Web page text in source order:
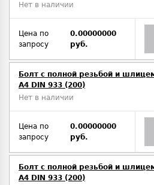
Нет в наличии
Цена по
запросу
0.00000000
руб.
Болт с полной резьбой и
A4 DIN 933 (200)
Нет в наличии
Цена по
запросу
0.00000000
руб.
Болт с полной резьбой и
A4 DIN 933 (200)